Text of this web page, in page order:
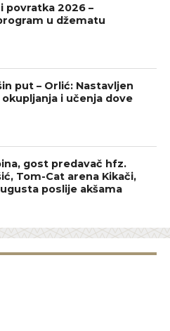
povratka 2026 –
u džematu
put – Orlić: Nastavljen
i učenja dove
gost predavač hfz.
Tom-Cat arena Kikači,
poslije akšama